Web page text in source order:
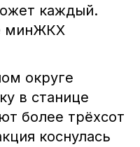
каждый.
минЖКХ
округе
в станице
более трёхсот
коснулась